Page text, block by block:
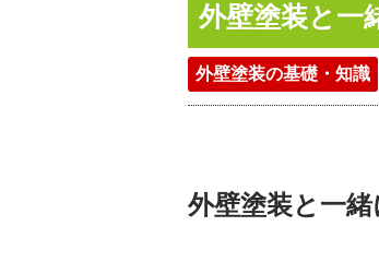
外壁塗装と一
外壁塗装の基礎・知識
外壁塗装と一